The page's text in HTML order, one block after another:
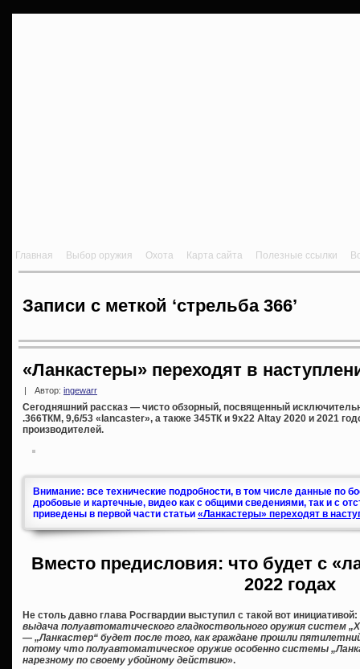
Главная Выбор оружия Охота Карта сайта Полезные ссылки
Записи с меткой ‘стрельба 366’
«Ланкастеры» переходят в
Автор: ingewarr
Сегодняшний рассказ — чисто обзорный, посвященный
.366ТКМ, 9,6/53 «lancaster», а также 345ТК и 9х22 Altay 2020 и 2021
производителей.
Внимание: все технические подробности, в том числе данные по
дробовые и картечные, видео как с общими сведениями, так и с
приведены в первой части статьи «Ланкастеры» переходят в
Вместо предисловия: что будет с
2022 годах
Не столь давно глава Росгвардии выступил с такой вот инициативой:
выдача полуавтоматического гладкоствольного оружия систем
— „Ланкастер“ будет после того, как граждане прошли
потому что полуавтоматическое оружие особенно системы
нарезному по своему убойному действию».